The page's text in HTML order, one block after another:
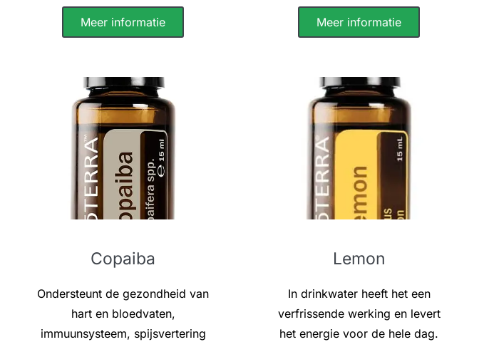
Meer informatie
Copaiba
Ondersteunt de gezondheid van
hart en bloedvaten,
immuunsysteem, spijsvertering
Meer informatie
Lemon
In drinkwater heeft het een
verfrissende werking en levert
het energie voor de hele dag.